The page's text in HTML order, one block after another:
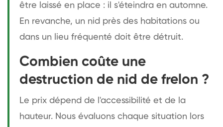
être laissé en place : il s'éteindra en automne.
En revanche, un nid près des habitations ou
dans un lieu fréquenté doit être détruit.
Combien coûte une
destruction de nid de frelon ?
Le prix dépend de l'accessibilité et de la
hauteur. Nous évaluons chaque situation lors